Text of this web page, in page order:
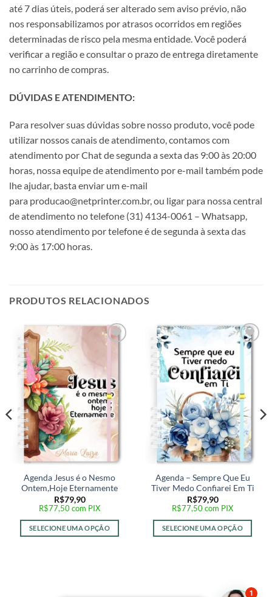
até 7 dias úteis, poderá ser alterado sem aviso prévio, não
nos responsabilizamos por atrasos ocorridos em regiões
determinadas de risco pela mesma entidade. Você poderá
verificar a região e consultar o prazo de entrega diretamente
no carrinho de compras.
DÚVIDAS E ATENDIMENTO:
Para resolver suas dúvidas sobre nosso produto, você pode
utilizar nossos canais de atendimento, contamos com
atendimento por Chat de segunda a sexta das 9:00 às 20:00
horas, nossa equipe de atendimento por e-mail também pode
lhe ajudar, basta enviar um e-mail
para producao@netprinter.com.br, ou ligar para nossa central
de atendimento no telefone (31) 4134-0061 – Whatsapp,
nosso atendimento por telefone é de segunda à sexta das
9:00 às 17:00 horas.
PRODUTOS RELACIONADOS
desejos
Agenda Jesus é o Nesmo
Ontem,Hoje Eternamente
R$79,90
R$77,50com PIX
SELECIONE UMA OPÇÃO
Adicionar
desejos
Agenda – Sempre Que Eu
Tiver Medo Confiarei Em Ti
R$79,90
R$77,50com PIX
SELECIONE UMA OPÇÃO
1